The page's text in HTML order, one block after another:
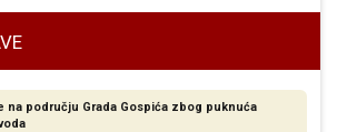
na području Grada Gospića zbog puknuća